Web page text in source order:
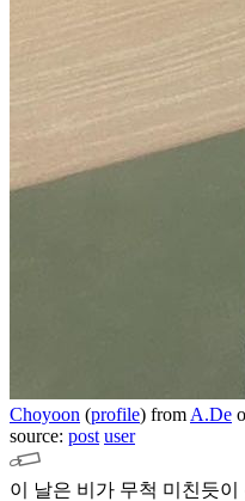
Choyoon (profile) from A.De
source: post user
이 날은 비가 무척 미친듯이